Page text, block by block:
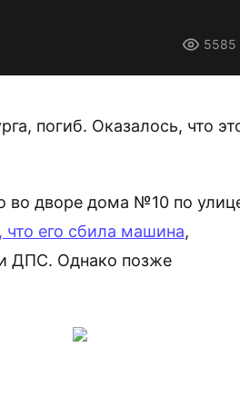
5585
погиб. Оказалось, что
во дворе дома №10 по
что его сбила машина,
ДПС. Однако позже